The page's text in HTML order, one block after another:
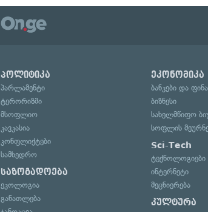
პოლიტიკა
პარლამენტი
ტერორიზმი
მსოფლიო
კავკასია
კონფლიქტები
სამხედრო
საზოგადოება
ეკოლოგია
განათლება
ეკონომიკა
ბანკები და
ბიზნესი
სახელმწიფო
სოფლის
Sci-Tech
ტექნოლოგიები
ინტერნეტი
მეცნიერება
კულტურა